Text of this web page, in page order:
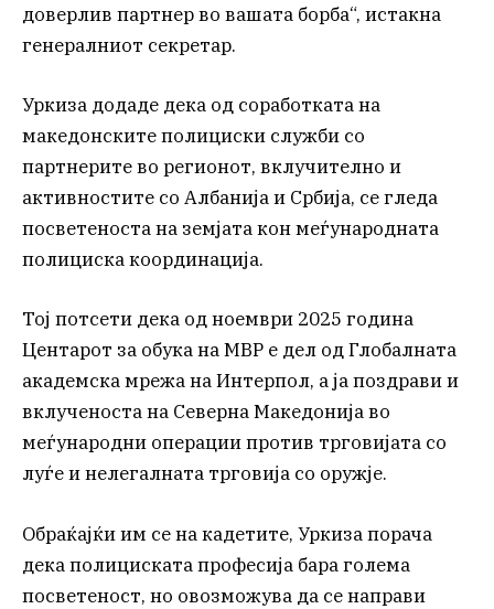
доверлив партнер во вашата борба“, истакна
генералниот секретар.
Уркиза додаде дека од соработката на
македонските полициски служби со
партнерите во регионот, вклучително и
активностите со Албанија и Србија, се гледа
посветеноста на земјата кон меѓународната
полициска координација.
Тој потсети дека од ноември 2025 година
Центарот за обука на МВР е дел од Глобалната
академска мрежа на Интерпол, а ја поздрави и
вклученоста на Северна Македонија во
меѓународни операции против трговијата со
луѓе и нелегалната трговија со оружје.
Обраќајќи им се на кадетите, Уркиза порача
дека полициската професија бара голема
посветеност, но овозможува да се направи